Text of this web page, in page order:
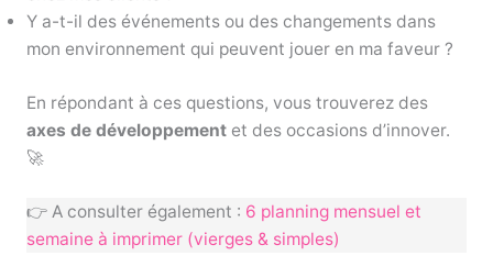
Y a-t-il des événements ou des changements dans
mon environnement qui peuvent jouer en ma faveur ?
En répondant à ces questions, vous trouverez des
axes de développementet des occasions d’innover.
🚀
👉 A consulter également : 6 planning mensuel et
semaine à imprimer (vierges & simples)